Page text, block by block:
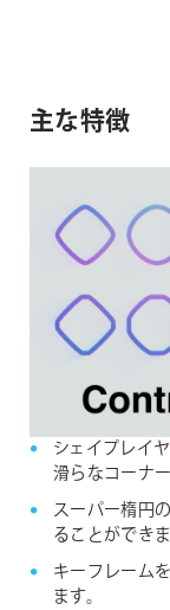
主な特徴
シェイプレイ
滑らなコーナ
スーパー楕円
ることができま
キーフレーム
ます。